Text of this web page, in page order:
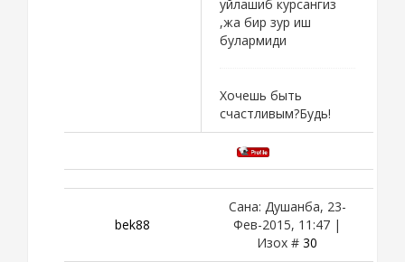
уйлашиб курсангиз
,жа бир зур иш
булармиди
Хочешь быть
счастливым?Будь!
bek88
Сана: Душанба, 23-
Фев-2015, 11:47 |
Изох # 30